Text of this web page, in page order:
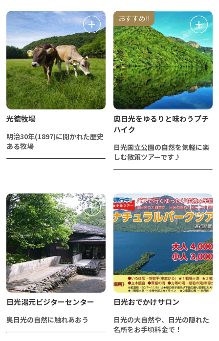
光徳牧場
明治30年(1897)に開かれた歴史
ある牧場
おすすめ!!
奥日光をゆるりと味わうプチ
ハイク
日光国立公園の自然を気軽に楽
しむ散策ツアーです♪
日光湯元ビジターセンター
奥日光の自然に触れあおう
日光おでかけサロン
日光の大自然や、日光の隠れた
名所をお手頃料金で！